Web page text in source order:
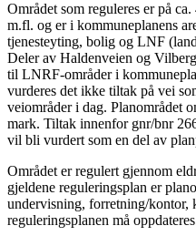
Området som reguleres er på
m.fl. og er i kommuneplanens
tjenesteyting, bolig og LNF
Deler av Haldenveien og
til LNRF-områder i
vurderes det ikke tiltak på vei
veiområder i dag. Planområdet
mark. Tiltak innenfor gnr/bnr
vil bli vurdert som en del av
Området er regulert gjennom
gjeldene reguleringsplan er
undervisning, forretning/kontor,
reguleringsplanen må